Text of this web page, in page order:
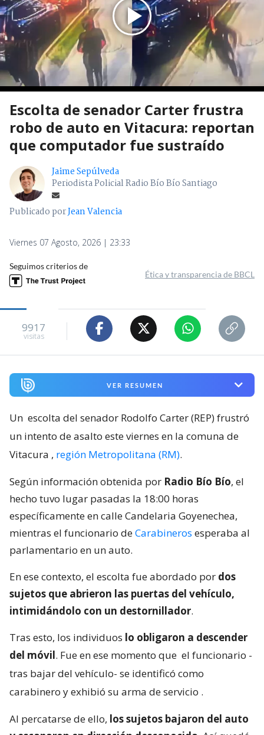
Escolta de senador Carter frustra
robo de auto en Vitacura: reportan
que computador fue sustraído
Jaime Sepúlveda
Periodista Policial Radio Bío Bío Santiago
Publicado porJean Valencia
Viernes 07 Agosto, 2026 | 23:33
Seguimos criterios de
Ética y transparencia de BBCL
9917
visitas
VER RESUMEN
Un escolta del senador Rodolfo Carter (REP) frustró
un intento de asalto este viernes en la comuna de
Vitacura , región Metropolitana (RM).
Según información obtenida por Radio Bío Bío, el
hecho tuvo lugar pasadas la 18:00 horas
específicamente en calle Candelaria Goyenechea,
mientras el funcionario deCarabineros esperaba al
parlamentario en un auto.
En ese contexto, el escolta fue abordado por dos
sujetos que abrieron las puertas del vehículo,
intimidándolo con un destornillador.
Tras esto, los individuos lo obligaron a descender
del móvil. Fue en ese momento que el funcionario -
tras bajar del vehículo- se identificó como
carabinero y exhibió su arma de servicio .
Al percatarse de ello, los sujetos bajaron del auto